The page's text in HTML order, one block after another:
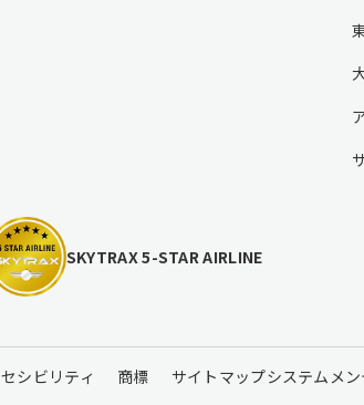
SKYTRAX 5-STAR AIRLINE
シビリティ 商標 サイトマップシステムメ